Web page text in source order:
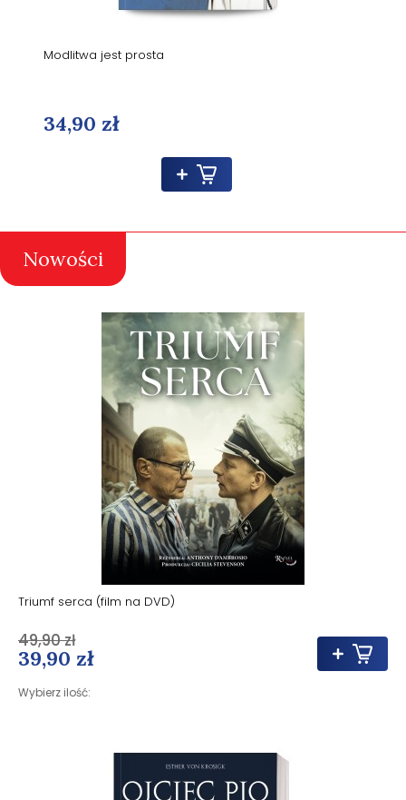
Modlitwa jest prosta
34,90 zł
Nowości
Triumf serca (film na DVD)
39,90 zł
Wybierz ilość:
49,90 zł